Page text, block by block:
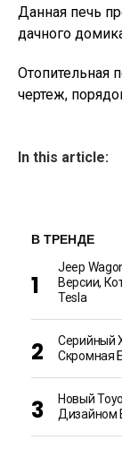
Данная печь
дачного
Отопительная
чертеж,
In this article:
В ТРЕНДЕ
Jeep
Версии,
Tesla
Серийный
Скромная
Новый
Дизайном